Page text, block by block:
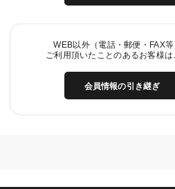
WEB以外（電話・郵便・FAX等
ご利用頂いたことのあるお客様は
会員情報の引き継ぎ